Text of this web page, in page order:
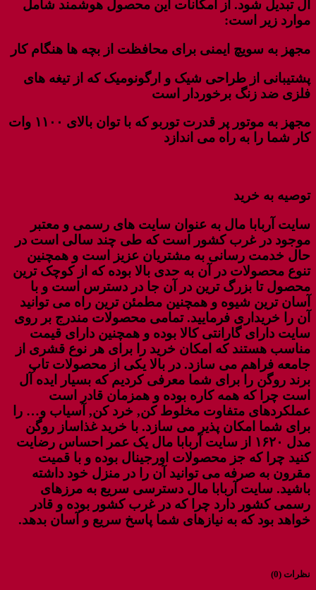
آل تبدیل شود. از امکانات این محصول هوشمند شامل
موارد زیر است:
مجهز به سویچ ایمنی برای محافظت از بچه ها هنگام کار
پشتیبانی از طراحی شیک و ارگونومیک که از تیغه های
فلزی ضد زنگ برخوردار است
مجهز به موتور پر قدرت توربو که با توان بالای ۱۱۰۰ وات
کار شما را به راه می اندازد
توصیه به خرید
سایت آربابا مال به عنوان سایت های رسمی و معتبر
موجود در غرب کشور است که طی چند سالی است در
حال خدمت رسانی به مشتریان عزیز است و همچنین
تنوع محصولات در آن به حدی بالا بوده که از کوچک ترین
محصول تا بزرگ ترین در آن جا در دسترس است و با
آسان ترین شیوه و همچنین مطمئن ترین راه می توانید
آن را خریداری فرمایید. تمامی محصولات مندرج بر روی
سایت دارای گارانتی کالا بوده و همچنین دارای قیمت
مناسب هستند که امکان خرید را برای هر نوع قشری از
جامعه فراهم می سازد. در بالا یکی از محصولات تاپ
برند روگن را برای شما معرفی کردیم که بسیار ایده آل
است چرا که همه کاره بوده و همزمان قادر است
عملکردهای متفاوت مخلوط کن, خرد کن, آسیاب و… را
برای شما امکان پذیر می سازد. با خرید غذاساز روگن
مدل ۱۶۲۰ از سایت آربابا مال یک عمر احساس رضایت
کنید چرا که جز محصولات اورجینال بوده و با قمیت
مقرون به صرفه می توانید آن را در منزل خود داشته‌
باشید. سایت آربابا مال دسترسی سریع به مرزهای
رسمی کشور دارد چرا که در غرب کشور بوده و قادر
خواهد بود که به نیازهای شما پاسخ سریع و آسان بدهد.
نظرات (0)